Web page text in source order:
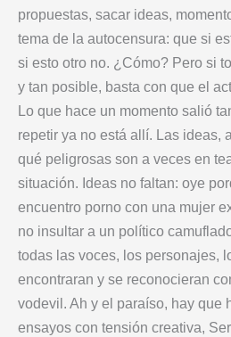
propuestas, sacar ideas,
tema de la autocensura: que si
si esto otro no. ¿Cómo? Pero si
y tan posible, basta con que el
Lo que hace un momento salió
repetir ya no está allí. Las ideas,
qué peligrosas son a veces en
situación. Ideas no faltan: oye
encuentro porno con una mujer
no insultar a un político
todas las voces, los personajes,
encontraran y se reconocieran
vodevil. Ah y el paraíso, hay que
ensayos con tensión creativa,